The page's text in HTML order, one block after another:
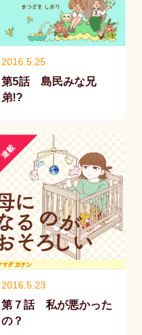
2016.5.25
第5話 島民みな兄
弟!?
連載
2016.5.23
第７話 私が悪かった
の？